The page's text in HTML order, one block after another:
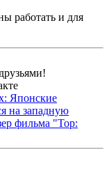
работать и для
Японские
на западную
фильма "Тор: